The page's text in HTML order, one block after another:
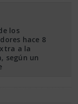
los
hace 8
a la
según un